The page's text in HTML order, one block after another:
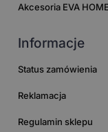
Akcesoria EVA HOME
Informacje
Status zamówienia
Reklamacja
Regulamin sklepu